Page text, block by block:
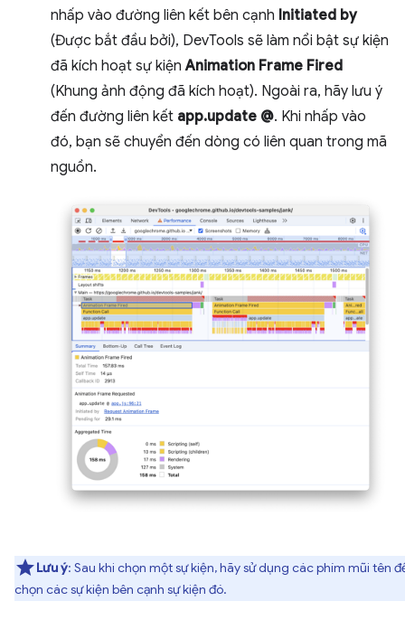
nhấp vào đường liên kết bên cạnh Initiated by
(Được bắt đầu bởi), DevTools sẽ làm nổi bật sự kiện
đã kích hoạt sự kiệnAnimation Frame Fired
(Khung ảnh động đã kích hoạt). Ngoài ra, hãy lưu ý
đến đường liên kết app.update @. Khi nhấp vào
đó, bạn sẽ chuyển đến dòng có liên quan trong mã
nguồn.
Lưu ý: Sau khi chọn một sự kiện, hãy sử dụng các phím mũi tên
chọn các sự kiện bên cạnh sự kiện đó.